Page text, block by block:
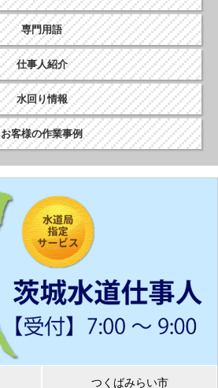
専門用語
仕事人紹介
水回り情報
お客様の作業事例
つくばみらい市